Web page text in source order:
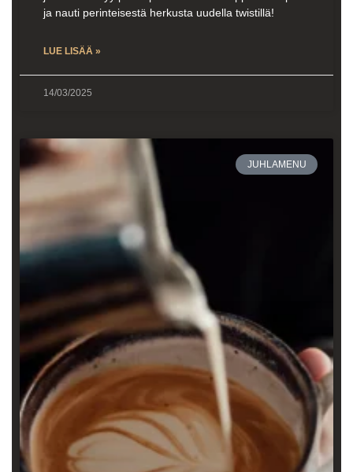
ja nauti perinteisestä herkusta uudella twistillä!
LUE LISÄÄ »
14/03/2025
JUHLAMENU